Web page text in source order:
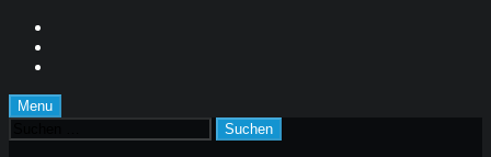
content
footer
Menu
Suchen
nach: